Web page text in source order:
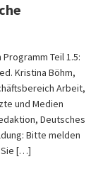
Teil 1.5:
Kristina Böhm,
Arbeit,
und Medien
Deutsches
Bitte melden
Sie […]